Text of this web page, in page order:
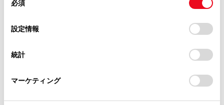
デバイスにすべてのCookie(クッキー)が保存されることに同
意したことになります。Cookie(クッキー)のオプトアウト、
設定の変更、同意を撤回したりするにあたっては、当社の
「Cookie（クッキー）情報の取り扱いについて
」をご覧くだ
必須
設定情報
統計
マーケティング
チャットでお問い合わせ
（長期連休などの当社指定日を除く）